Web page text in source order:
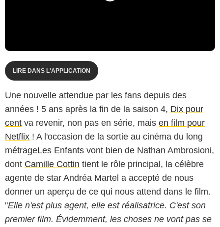
LIRE DANS L'APPLICATION
Une nouvelle attendue par les fans depuis des
années ! 5 ans après la fin de la saison 4, Dix pour
cent va revenir, non pas en série, mais en film pour
Netflix ! A l'occasion de la sortie au cinéma du long
métrageLes Enfants vont bien de Nathan Ambrosioni,
dont Camille Cottin tient le rôle principal, la célèbre
agente de star Andréa Martel a accepté de nous
donner un aperçu de ce qui nous attend dans le film.
"Elle n'est plus agent, elle est réalisatrice. C'est son
premier film. Évidemment, les choses ne vont pas se